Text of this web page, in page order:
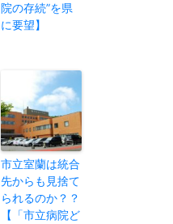
院の存続”を県
に要望】
市立室蘭は統合
先からも見捨て
られるのか？？
【「市立病院ど